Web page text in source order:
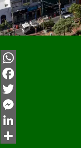
WhatsApp
Facebook
Twitter
Messenger
LinkedIn